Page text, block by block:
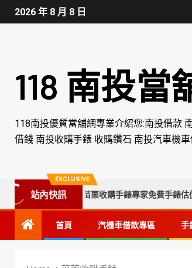
2026 年 8 月 8 日
118 南投當
118南投優質當舖網專業介紹您:南投借款
借錢 南投收購手錶 收購鑽石 南投汽車機
EXCLUSIVE
站內快訊
化、南投、苗栗收購手錶專家免費手錶估價鑑定、
首頁 汽機車借款專區 手